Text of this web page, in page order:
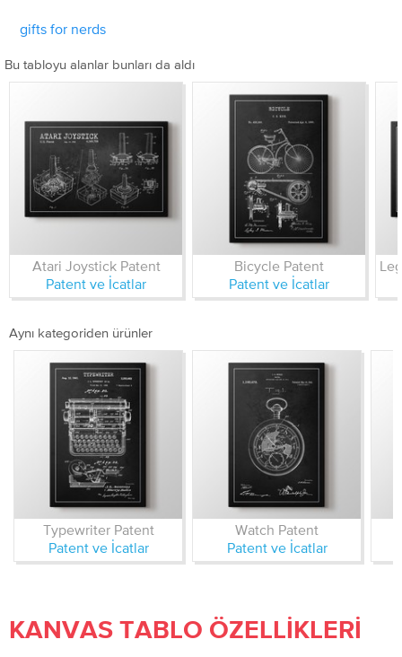
gifts for nerds
Bu tabloyu alanlar bunları da aldı
Atari Joystick Patent
Patent ve İcatlar
Bicycle Patent
Patent ve İcatlar
Aynı kategoriden ürünler
Typewriter Patent
Patent ve İcatlar
Watch Patent
Patent ve İcatlar
KANVAS TABLO ÖZELLIKLERI